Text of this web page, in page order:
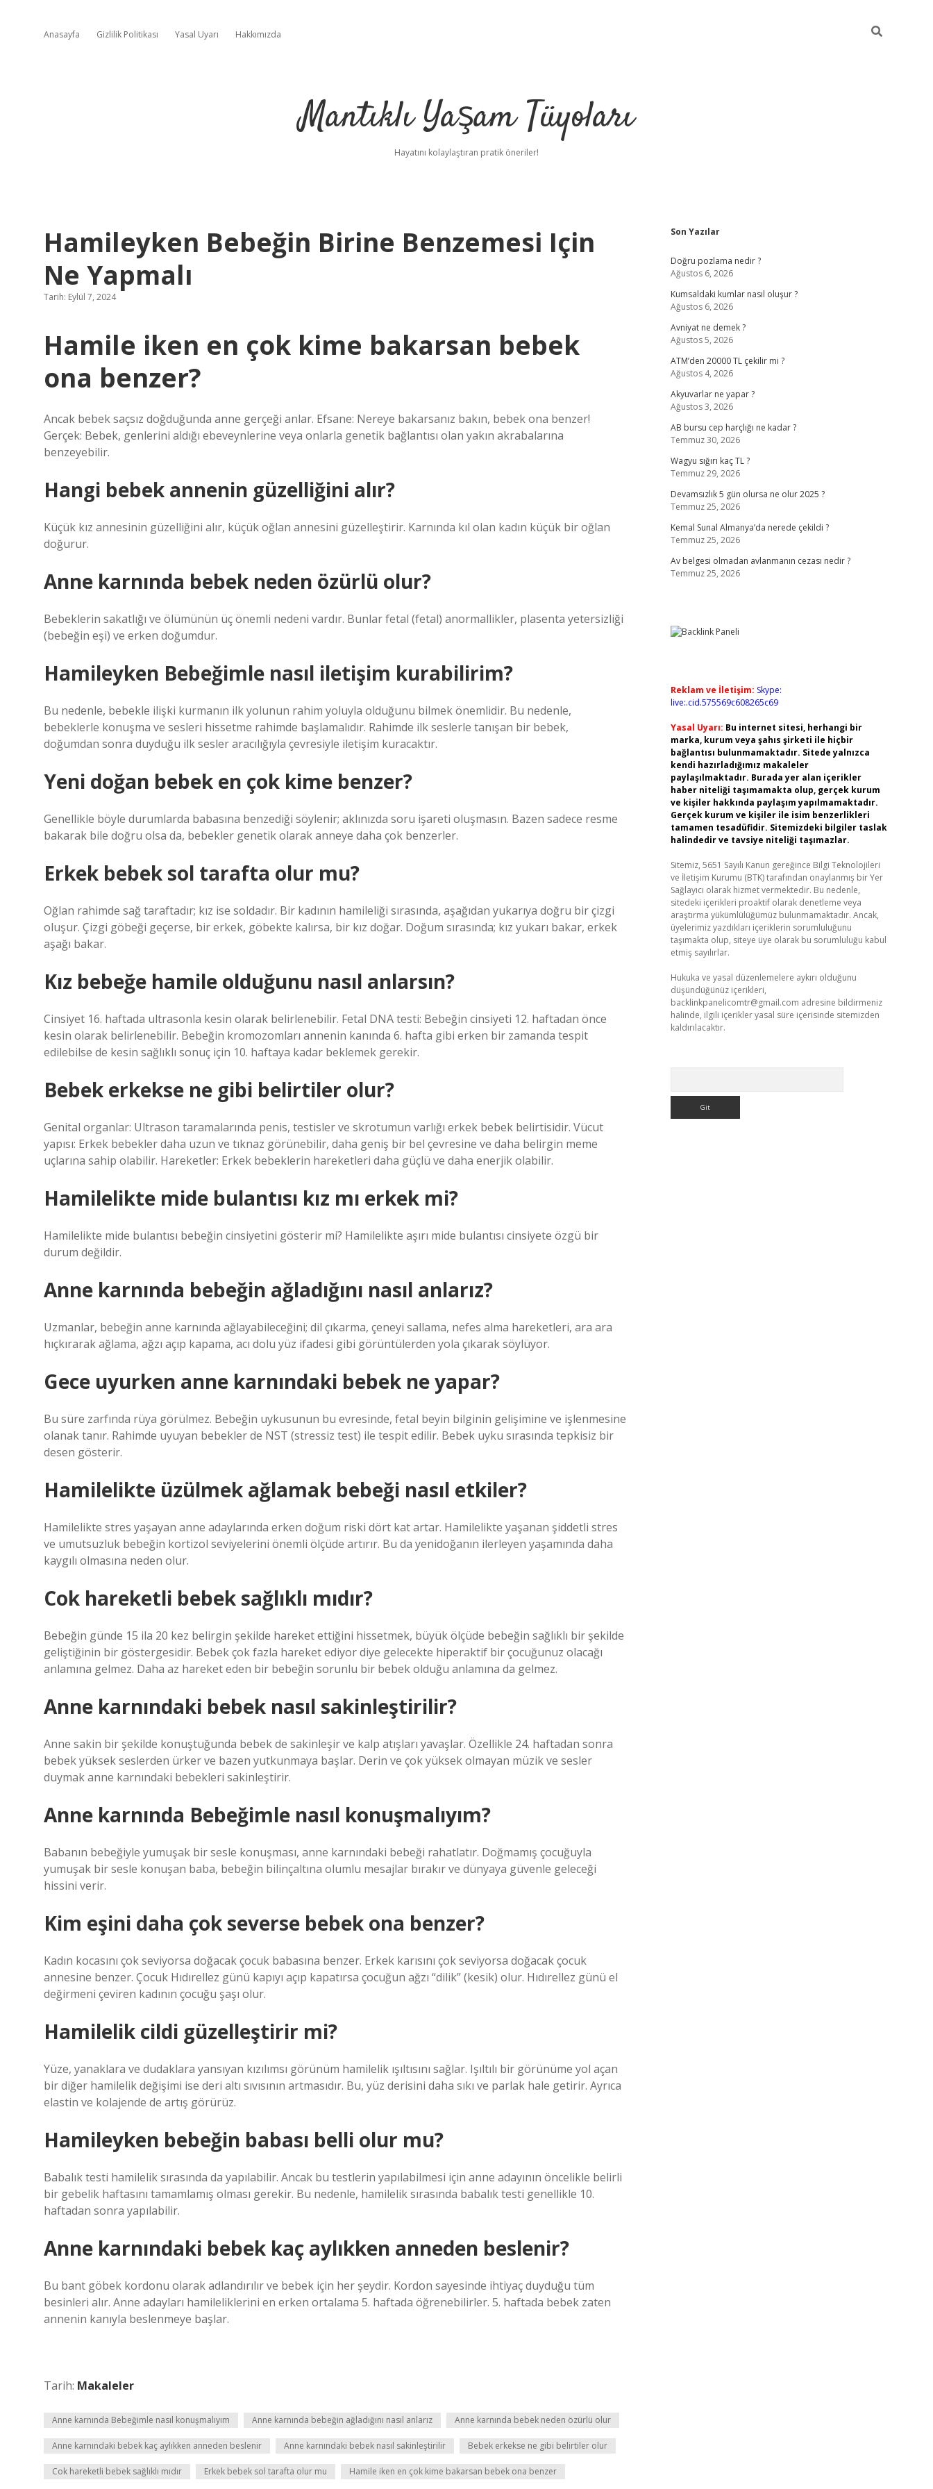
Anasayfa Gizlilik Politikası Yasal Uyarı Hakkımızda
Mantıklı Yaşam Tüyoları
Hayatını kolaylaştıran pratik öneriler!
Hamileyken Bebeğin Birine Benzemesi Için
Ne Yapmalı
Tarih: Eylül 7, 2024
Hamile iken en çok kime bakarsan bebek
ona benzer?
Ancak bebek saçsız doğduğunda anne gerçeği anlar. Efsane: Nereye bakarsanız bakın, bebek ona benzer!
Gerçek: Bebek, genlerini aldığı ebeveynlerine veya onlarla genetik bağlantısı olan yakın akrabalarına
benzeyebilir.
Hangi bebek annenin güzelliğini alır?
Küçük kız annesinin güzelliğini alır, küçük oğlan annesini güzelleştirir. Karnında kıl olan kadın küçük bir oğlan
doğurur.
Anne karnında bebek neden özürlü olur?
Bebeklerin sakatlığı ve ölümünün üç önemli nedeni vardır. Bunlar fetal (fetal) anormallikler, plasenta yetersizliği
(bebeğin eşi) ve erken doğumdur.
Hamileyken Bebeğimle nasıl iletişim kurabilirim?
Bu nedenle, bebekle ilişki kurmanın ilk yolunun rahim yoluyla olduğunu bilmek önemlidir. Bu nedenle,
bebeklerle konuşma ve sesleri hissetme rahimde başlamalıdır. Rahimde ilk seslerle tanışan bir bebek,
doğumdan sonra duyduğu ilk sesler aracılığıyla çevresiyle iletişim kuracaktır.
Yeni doğan bebek en çok kime benzer?
Genellikle böyle durumlarda babasına benzediği söylenir; aklınızda soru işareti oluşmasın. Bazen sadece resme
bakarak bile doğru olsa da, bebekler genetik olarak anneye daha çok benzerler.
Erkek bebek sol tarafta olur mu?
Oğlan rahimde sağ taraftadır; kız ise soldadır. Bir kadının hamileliği sırasında, aşağıdan yukarıya doğru bir çizgi
oluşur. Çizgi göbeği geçerse, bir erkek, göbekte kalırsa, bir kız doğar. Doğum sırasında; kız yukarı bakar, erkek
aşağı bakar.
Kız bebeğe hamile olduğunu nasıl anlarsın?
Cinsiyet 16. haftada ultrasonla kesin olarak belirlenebilir. Fetal DNA testi: Bebeğin cinsiyeti 12. haftadan önce
kesin olarak belirlenebilir. Bebeğin kromozomları annenin kanında 6. hafta gibi erken bir zamanda tespit
edilebilse de kesin sağlıklı sonuç için 10. haftaya kadar beklemek gerekir.
Bebek erkekse ne gibi belirtiler olur?
Genital organlar: Ultrason taramalarında penis, testisler ve skrotumun varlığı erkek bebek belirtisidir. Vücut
yapısı: Erkek bebekler daha uzun ve tıknaz görünebilir, daha geniş bir bel çevresine ve daha belirgin meme
uçlarına sahip olabilir. Hareketler: Erkek bebeklerin hareketleri daha güçlü ve daha enerjik olabilir.
Hamilelikte mide bulantısı kız mı erkek mi?
Hamilelikte mide bulantısı bebeğin cinsiyetini gösterir mi? Hamilelikte aşırı mide bulantısı cinsiyete özgü bir
durum değildir.
Anne karnında bebeğin ağladığını nasıl anlarız?
Uzmanlar, bebeğin anne karnında ağlayabileceğini; dil çıkarma, çeneyi sallama, nefes alma hareketleri, ara ara
hıçkırarak ağlama, ağzı açıp kapama, acı dolu yüz ifadesi gibi görüntülerden yola çıkarak söylüyor.
Gece uyurken anne karnındaki bebek ne yapar?
Bu süre zarfında rüya görülmez. Bebeğin uykusunun bu evresinde, fetal beyin bilginin gelişimine ve işlenmesine
olanak tanır. Rahimde uyuyan bebekler de NST (stressiz test) ile tespit edilir. Bebek uyku sırasında tepkisiz bir
desen gösterir.
Hamilelikte üzülmek ağlamak bebeği nasıl etkiler?
Hamilelikte stres yaşayan anne adaylarında erken doğum riski dört kat artar. Hamilelikte yaşanan şiddetli stres
ve umutsuzluk bebeğin kortizol seviyelerini önemli ölçüde artırır. Bu da yenidoğanın ilerleyen yaşamında daha
kaygılı olmasına neden olur.
Cok hareketli bebek sağlıklı mıdır?
Bebeğin günde 15 ila 20 kez belirgin şekilde hareket ettiğini hissetmek, büyük ölçüde bebeğin sağlıklı bir şekilde
geliştiğinin bir göstergesidir. Bebek çok fazla hareket ediyor diye gelecekte hiperaktif bir çocuğunuz olacağı
anlamına gelmez. Daha az hareket eden bir bebeğin sorunlu bir bebek olduğu anlamına da gelmez.
Anne karnındaki bebek nasıl sakinleştirilir?
Anne sakin bir şekilde konuştuğunda bebek de sakinleşir ve kalp atışları yavaşlar. Özellikle 24. haftadan sonra
bebek yüksek seslerden ürker ve bazen yutkunmaya başlar. Derin ve çok yüksek olmayan müzik ve sesler
duymak anne karnındaki bebekleri sakinleştirir.
Anne karnında Bebeğimle nasıl konuşmalıyım?
Babanın bebeğiyle yumuşak bir sesle konuşması, anne karnındaki bebeği rahatlatır. Doğmamış çocuğuyla
yumuşak bir sesle konuşan baba, bebeğin bilinçaltına olumlu mesajlar bırakır ve dünyaya güvenle geleceği
hissini verir.
Kim eşini daha çok severse bebek ona benzer?
Kadın kocasını çok seviyorsa doğacak çocuk babasına benzer. Erkek karısını çok seviyorsa doğacak çocuk
annesine benzer. Çocuk Hıdırellez günü kapıyı açıp kapatırsa çocuğun ağzı “dilik” (kesik) olur. Hıdırellez günü el
değirmeni çeviren kadının çocuğu şaşı olur.
Hamilelik cildi güzelleştirir mi?
Yüze, yanaklara ve dudaklara yansıyan kızılımsı görünüm hamilelik ışıltısını sağlar. Işıltılı bir görünüme yol açan
bir diğer hamilelik değişimi ise deri altı sıvısının artmasıdır. Bu, yüz derisini daha sıkı ve parlak hale getirir. Ayrıca
elastin ve kolajende de artış görürüz.
Hamileyken bebeğin babası belli olur mu?
Babalık testi hamilelik sırasında da yapılabilir. Ancak bu testlerin yapılabilmesi için anne adayının öncelikle belirli
bir gebelik haftasını tamamlamış olması gerekir. Bu nedenle, hamilelik sırasında babalık testi genellikle 10.
haftadan sonra yapılabilir.
Anne karnındaki bebek kaç aylıkken anneden beslenir?
Bu bant göbek kordonu olarak adlandırılır ve bebek için her şeydir. Kordon sayesinde ihtiyaç duyduğu tüm
besinleri alır. Anne adayları hamileliklerini en erken ortalama 5. haftada öğrenebilirler. 5. haftada bebek zaten
annenin kanıyla beslenmeye başlar.
Tarih: Makaleler
Anne karnında Bebeğimle nasıl konuşmalıyım Anne karnında bebeğin ağladığını nasıl anlarız Anne karnında bebek neden özürlü olur
Anne karnındaki bebek kaç aylıkken anneden beslenir Anne karnındaki bebek nasıl sakinleştirilir Bebek erkekse ne gibi belirtiler olur
Cok hareketli bebek sağlıklı mıdır Erkek bebek sol tarafta olur mu Hamile iken en çok kime bakarsan bebek ona benzer
Sidebar
Son Yazılar
Doğru pozlama nedir ?
Ağustos 6, 2026
Kumsaldaki kumlar nasıl oluşur ?
Ağustos 6, 2026
Avniyat ne demek ?
Ağustos 5, 2026
ATM’den 20000 TL çekilir mi ?
Ağustos 4, 2026
Akyuvarlar ne yapar ?
Ağustos 3, 2026
AB bursu cep harçlığı ne kadar ?
Temmuz 30, 2026
Wagyu sığırı kaç TL ?
Temmuz 29, 2026
Devamsızlık 5 gün olursa ne olur 2025 ?
Temmuz 25, 2026
Kemal Sunal Almanya’da nerede çekildi ?
Temmuz 25, 2026
Av belgesi olmadan avlanmanın cezası nedir ?
Temmuz 25, 2026
Reklam ve İletişim: Skype:
live:.cid.575569c608265c69
Yasal Uyarı: Bu internet sitesi, herhangi bir
marka, kurum veya şahıs şirketi ile hiçbir
bağlantısı bulunmamaktadır. Sitede yalnızca
kendi hazırladığımız makaleler
paylaşılmaktadır. Burada yer alan içerikler
haber niteliği taşımamakta olup, gerçek kurum
ve kişiler hakkında paylaşım yapılmamaktadır.
Gerçek kurum ve kişiler ile isim benzerlikleri
tamamen tesadüfidir. Sitemizdeki bilgiler taslak
halindedir ve tavsiye niteliği taşımazlar.
Sitemiz, 5651 Sayılı Kanun gereğince Bilgi Teknolojileri
ve İletişim Kurumu (BTK) tarafından onaylanmış bir Yer
Sağlayıcı olarak hizmet vermektedir. Bu nedenle,
sitedeki içerikleri proaktif olarak denetleme veya
araştırma yükümlülüğümüz bulunmamaktadır. Ancak,
üyelerimiz yazdıkları içeriklerin sorumluluğunu
taşımakta olup, siteye üye olarak bu sorumluluğu kabul
etmiş sayılırlar.
Hukuka ve yasal düzenlemelere aykırı olduğunu
düşündüğünüz içerikleri,
backlinkpanelicomtr@gmail.com adresine bildirmeniz
halinde, ilgili içerikler yasal süre içerisinde sitemizden
kaldırılacaktır.
hiltonbet yeni giriş